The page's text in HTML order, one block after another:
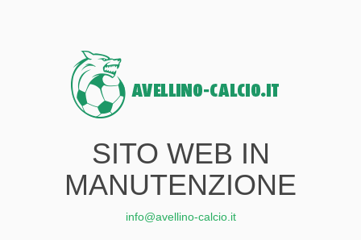
SITO WEB IN
MANUTENZIONE
info@avellino-calcio.it